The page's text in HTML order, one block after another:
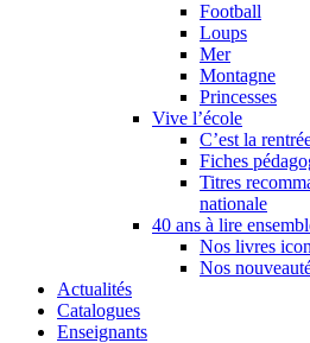
Football
Loups
Mer
Montagne
Princesses
Vive l’école
C’est la
Fiches
Titres
nationale
40 ans à lire
Nos livres
Nos
Actualités
Catalogues
Enseignants